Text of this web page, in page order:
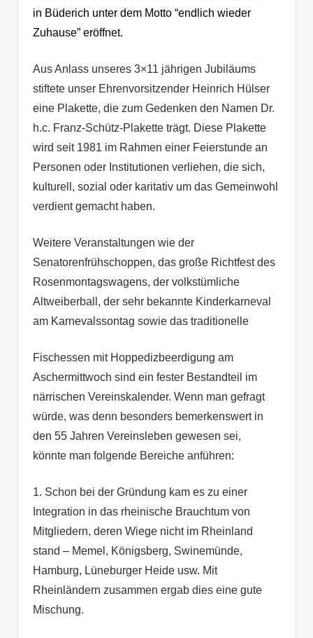
in Büderich unter dem Motto “endlich wieder
Zuhause” eröffnet.
Aus Anlass unseres 3×11 jährigen Jubiläums
stiftete unser Ehrenvorsitzender Heinrich Hülser
eine Plakette, die zum Gedenken den Namen Dr.
h.c. Franz-Schütz-Plakette trägt. Diese Plakette
wird seit 1981 im Rahmen einer Feierstunde an
Personen oder Institutionen verliehen, die sich,
kulturell, sozial oder karitativ um das Gemeinwohl
verdient gemacht haben.
Weitere Veranstaltungen wie der
Senatorenfrühschoppen, das große Richtfest des
Rosenmontagswagens, der volkstümliche
Altweiberball, der sehr bekannte Kinderkarneval
am Karnevalssontag sowie das traditionelle
Fischessen mit Hoppedizbeerdigung am
Aschermittwoch sind ein fester Bestandteil im
närrischen Vereinskalender. Wenn man gefragt
würde, was denn besonders bemerkenswert in
den 55 Jahren Vereinsleben gewesen sei,
könnte man folgende Bereiche anführen:
1. Schon bei der Gründung kam es zu einer
Integration in das rheinische Brauchtum von
Mitgliedern, deren Wiege nicht im Rheinland
stand – Memel, Königsberg, Swinemünde,
Hamburg, Lüneburger Heide usw. Mit
Rheinländern zusammen ergab dies eine gute
Mischung.